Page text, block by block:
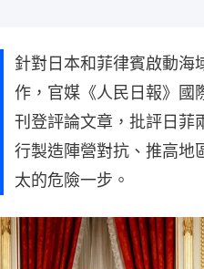
針對日本和菲律賓啟動海
作，官媒《人民日報》國
刊登評論文章，批評日菲
行製造陣營對抗、推高地
太的危險一步。